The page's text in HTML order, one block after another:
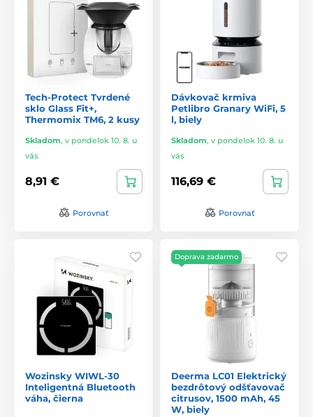
Tech-Protect Tvrdené
sklo Glass Fit+,
Thermomix TM6, 2 kusy
Skladom, v pondelok 10. 8. u
vás
8,91 €
Porovnať
Dávkovač krmiva
Petlibro Granary WiFi, 5
l, biely
Skladom, v pondelok 10. 8. u
vás
116,69 €
Porovnať
Wozinsky WIWL-30
Inteligentná Bluetooth
váha, čierna
Doprava zadarmo
Deerma LC01 Elektrický
bezdrôtový odšťavovač
citrusov, 1500 mAh, 45
W, biely